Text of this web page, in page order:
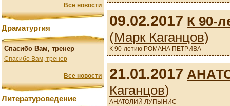
Все новости
Драматургия
Спасибо Вам, тренер
Спасибо Вам, тренер
Все новости
Литературоведение
09.02.2017 К 90-
(Марк Каганцов)
К 90-летию РОМАНА ПЕТРИВА
21.01.2017
Каганцов)
АНАТОЛИЙ ЛУПЫНИС